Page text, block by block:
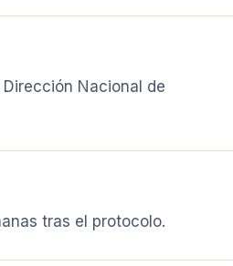
Nacional de
tras el protocolo.